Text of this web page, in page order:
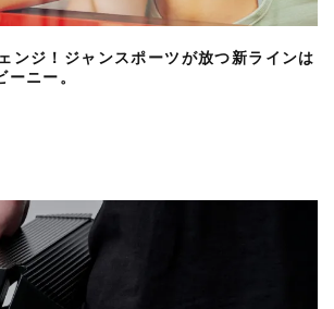
ンジ！ジャンスポーツが放つ新ラインは
ニー。